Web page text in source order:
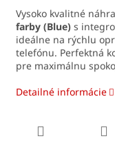
Vysoko kvalitné
farby (Blue) s
ideálne na rýchlu
telefónu. Perfektná
pre maximálnu
Detailné informácie